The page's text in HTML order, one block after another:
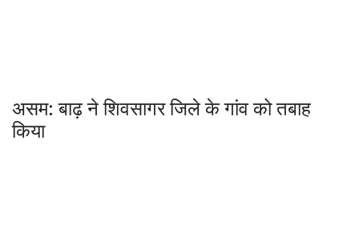
असम: बाढ़ ने शिवसागर जिले के गांव को तबाह
किया